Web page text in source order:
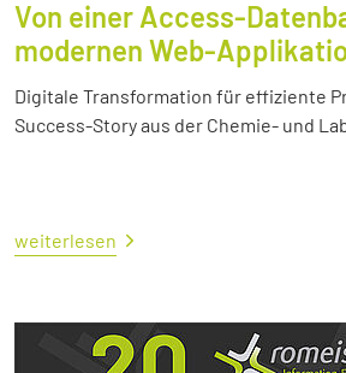
Von einer Access-
modernen Web-
Digitale Transformation für effiziente
Success-Story aus der Chemie- und
weiterlesen